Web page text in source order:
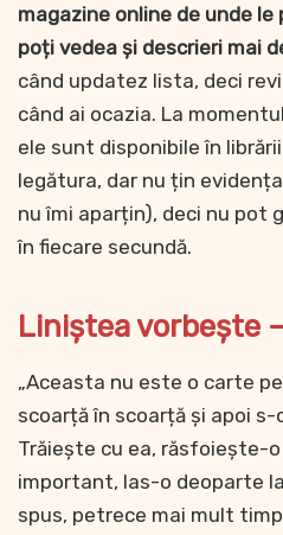
magazine online de unde le
poți vedea și descrieri mai
când updatez lista, deci
când ai ocazia. La
ele sunt disponibile în
legătura, dar nu țin
nu îmi aparțin), deci nu pot
în fiecare secundă.
Liniștea vorbește
„Aceasta nu este o carte
scoarță în scoarță și apoi
Trăiește cu ea, răsfoiește-
important, las-o deoparte
spus, petrece mai mult